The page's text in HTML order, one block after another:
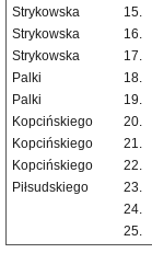
Strykowska
15.
Strykowska
16.
Strykowska
17.
Palki
18.
Palki
19.
Kopcińskiego
20.
Kopcińskiego
21.
Kopcińskiego
22.
Piłsudskiego
23.
24.
25.